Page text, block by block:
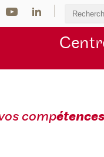
comp